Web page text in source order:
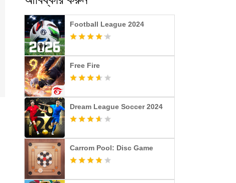
Football League 2024
Free Fire
Dream League Soccer 2024
Carrom Pool: Disc Game